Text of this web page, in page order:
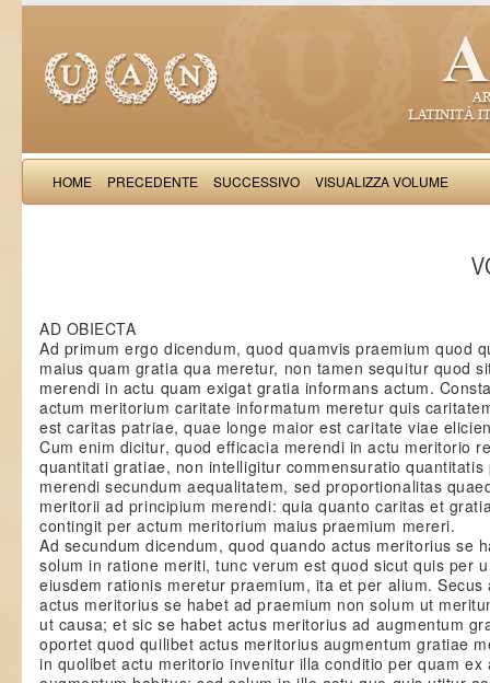
HOME PRECEDENTE SUCCESSIVO VISUALIZZA VOLUME
AD OBIECTA
Ad primum ergo dicendum, quod quamvis praemium quod
maius quam gratia qua meretur, non tamen sequitur quod
merendi in actu quam exigat gratia informans actum.
actum meritorium caritate informatum meretur quis
est caritas patriae, quae longe maior est caritate viae
Cum enim dicitur, quod efficacia merendi in actu meritorio
quantitati gratiae, non intelligitur commensuratio
merendi secundum aequalitatem, sed proportionalitas
meritorii ad principium merendi: quia quanto caritas et
contingit per actum meritorium maius praemium mereri.
Ad secundum dicendum, quod quando actus meritorius se
solum in ratione meriti, tunc verum est quod sicut quis per
eiusdem rationis meretur praemium, ita et per alium. Secus
actus meritorius se habet ad praemium non solum ut
ut causa; et sic se habet actus meritorius ad augmentum
oportet quod quilibet actus meritorius augmentum gratiae
in quolibet actu meritorio invenitur illa conditio per quam ex